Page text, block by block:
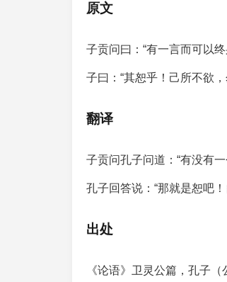
原文
子贡问曰：“有一言而可以
子曰：“其恕乎！己所不欲
翻译
子贡问孔子问道：“有没有
孔子回答说：“那就是恕吧
出处
《论语》卫灵公篇，孔子